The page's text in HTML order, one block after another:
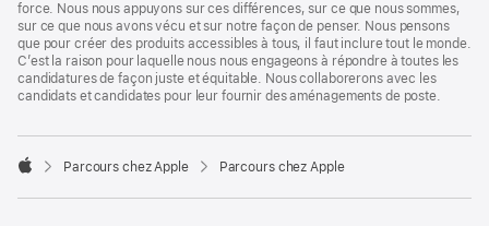
force. Nous nous appuyons sur ces différences, sur ce que nous sommes,
sur ce que nous avons vécu et sur notre façon de penser. Nous pensons
que pour créer des produits accessibles à tous, il faut inclure tout le monde.
C’est la raison pour laquelle nous nous engageons à répondre à toutes les
candidatures de façon juste et équitable. Nous collaborerons avec les
candidats et candidates pour leur fournir des aménagements de poste.

Parcours chez Apple Parcours chez Apple